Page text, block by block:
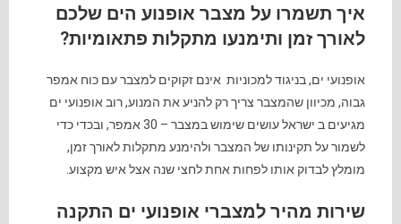
איך תשמרו על מצבר אופנוע הים שלכם
לאורך זמן ותימנעו מתקלות פתאומיות?
אופנועי ים, בניגוד למכוניות אינם זקוקים למצבר עם כוח אמפר
גבוה, מכיוון שהמצבר צריך רק להניע את המנוע, רוב אופנועי ים
מגיעים ב ישראל עושים שימוש במצבר – 30 אמפר, ובכדי כדי
לשמור על תקינותו של המצבר ולהימנע מתקלות לאורך זמן,
מומלץ לבדוק אותו לפחות אחת לחצי שנה אצל איש מקצוע.
שירות מהיר למצברי אופנועי ים התקנה